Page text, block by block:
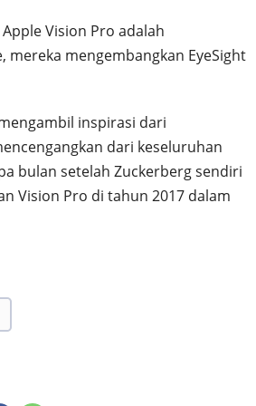
Vision Pro adalah
mengembangkan EyeSight
inspirasi dari
dari keseluruhan
bulan setelah Zuckerberg sendiri
Vision Pro di tahun 2017 dalam